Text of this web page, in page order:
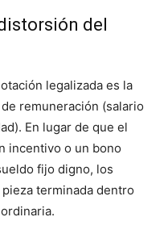
del
legalizada es la
remuneración (salario
En lugar de que el
incentivo o un bono
fijo digno, los
terminada dentro